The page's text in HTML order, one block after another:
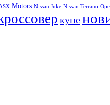
Motors Nissan Juke Nissan Terrano
купе